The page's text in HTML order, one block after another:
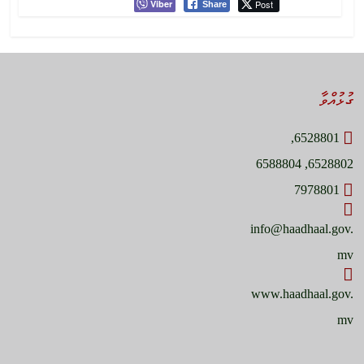
Viber Share Post
ގުޅުއްވާ
6528801,
6528802, 6588804
info@haadhaal.gov.
mv
www.haadhaal.gov.
mv